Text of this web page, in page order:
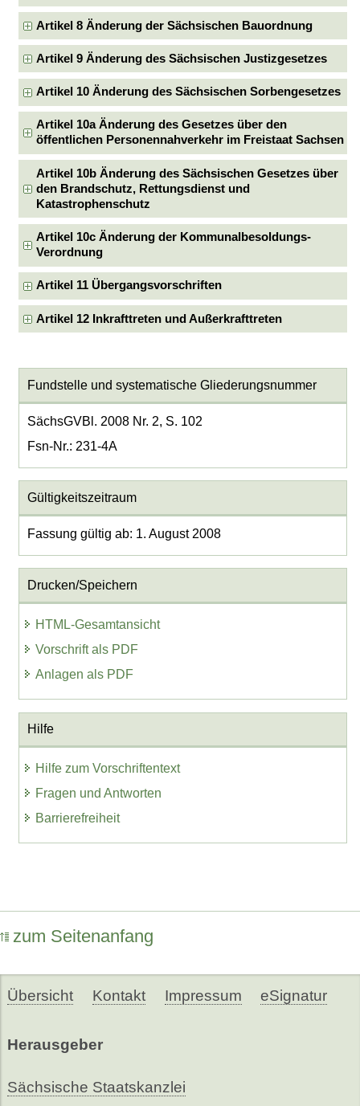
Artikel 8 Änderung der Sächsischen Bauordnung
Artikel 9 Änderung des Sächsischen Justizgesetzes
Artikel 10 Änderung des Sächsischen Sorbengesetzes
Artikel 10a Änderung des Gesetzes über den
öffentlichen Personennahverkehr im Freistaat Sachsen
Artikel 10b Änderung des Sächsischen Gesetzes über
den Brandschutz, Rettungsdienst und
Katastrophenschutz
Artikel 10c Änderung der Kommunalbesoldungs-
Verordnung
Artikel 11 Übergangsvorschriften
Artikel 12 Inkrafttreten und Außerkrafttreten
Fundstelle und systematische Gliederungsnummer
SächsGVBl. 2008 Nr. 2, S. 102
Fsn-Nr.: 231-4A
Gültigkeitszeitraum
Fassung gültig ab: 1. August 2008
Drucken/Speichern
HTML-Gesamtansicht
Vorschrift als PDF
Anlagen als PDF
Hilfe
Hilfe zum Vorschriftentext
Fragen und Antworten
Barrierefreiheit
zum Seitenanfang
Übersicht Kontakt Impressum eSignatur
Herausgeber
Sächsische Staatskanzlei